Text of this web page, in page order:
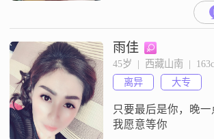
雨佳
45岁  |  西藏山南  |
离异
大专
只要最后是你，晚一
我愿意等你